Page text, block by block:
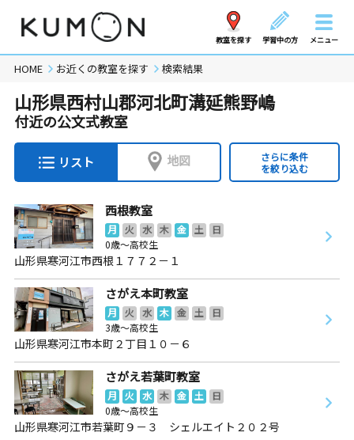
教室を探す 学習中の方 メニュー
HOME お近くの教室を探す 検索結果
山形県西村山郡河北町溝延熊野嶋
付近の公文式教室
リスト 地図
さらに条件
を絞り込む
西根教室
月 火 水 木 金 土
日
0歳～高校生
山形県寒河江市西根１７７２－１
さがえ本町教室
月 火 水 木 金 土
日
3歳～高校生
山形県寒河江市本町２丁目１０－６
さがえ若葉町教室
月 火 水 木 金 土
日
0歳～高校生
山形県寒河江市若葉町９－３ シェルエイト２０２号